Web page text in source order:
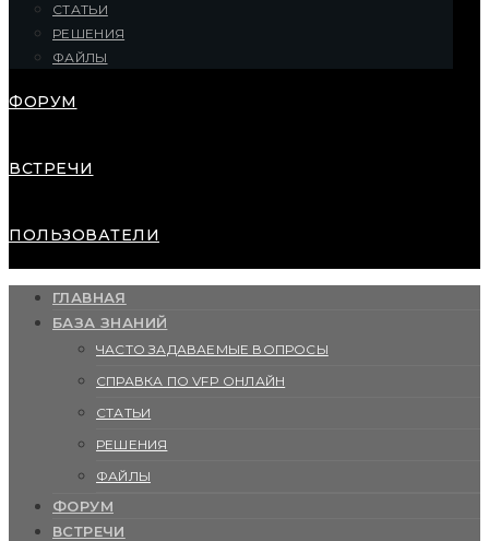
СТАТЬИ
РЕШЕНИЯ
ФАЙЛЫ
ФОРУМ
ВСТРЕЧИ
ПОЛЬЗОВАТЕЛИ
ГЛАВНАЯ
БАЗА ЗНАНИЙ
ЧАСТО ЗАДАВАЕМЫЕ ВОПРОСЫ
СПРАВКА ПО VFP ОНЛАЙН
СТАТЬИ
РЕШЕНИЯ
ФАЙЛЫ
ФОРУМ
ВСТРЕЧИ